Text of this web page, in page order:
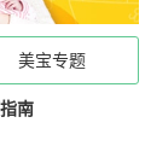
美宝专题
南